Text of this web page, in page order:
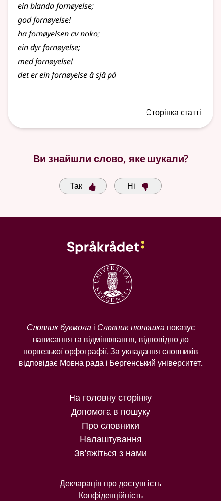
ein blanda fornøyelse;
god fornøyelse!
ha fornøyelsen av noko;
ein dyr fornøyelse;
med fornøyelse!
det er ein fornøyelse å sjå på
Сторінка статті
Ви знайшли слово, яке шукали?
Так Ні
Словник букмолаі Словник нюношкапоказує
написання та відмінювання, відповідно до
норвезької орфографії. За укладання словників
відповідає Мовна рада і Бергенський університет.
На головну сторінку
Допомога в пошуку
Про словники
Налаштування
Зв’яжіться з нами
Декларація про доступність
Конфіденційність